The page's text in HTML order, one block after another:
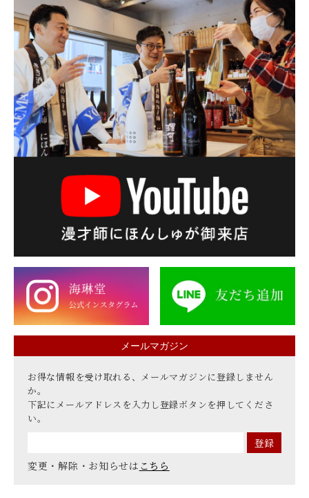
メールマガジン
お得な情報を受け取れる、メールマガジンに登録しません
か。
下記にメールアドレスを入力し登録ボタンを押してくださ
い。
変更・解除・お知らせは こちら